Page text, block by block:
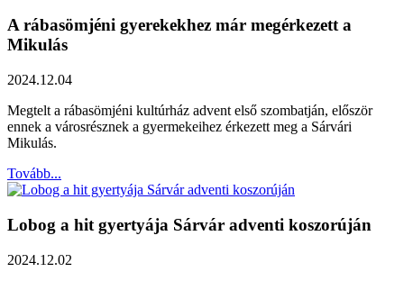
A rábasömjéni gyerekekhez már megérkezett a
Mikulás
2024.12.04
Megtelt a rábasömjéni kultúrház advent első szombatján, először
ennek a városrésznek a gyermekeihez érkezett meg a Sárvári
Mikulás.
Tovább...
Lobog a hit gyertyája Sárvár adventi koszorúján
2024.12.02